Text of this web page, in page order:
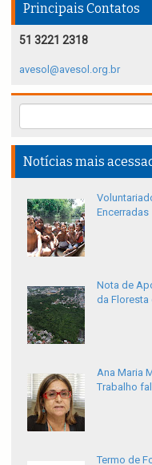
Principais Contatos
51 3221 2318
avesol@avesol.org.br
Notícias mais
Encerradas
Nota de
da Floresta
Ana Maria
Trabalho
Termo de